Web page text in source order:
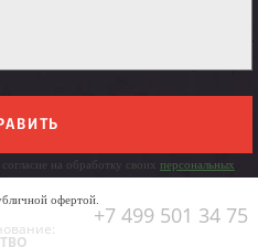
на обработку своих персональных
офертой.
+7 499 501 34 75